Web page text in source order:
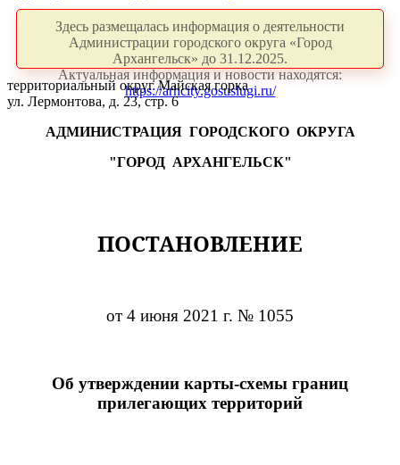
Здесь размещалась информация о деятельности
Администрации городского округа «Город
Архангельск» до 31.12.2025.
Актуальная информация и новости находятся:
https://arhcity.gosuslugi.ru/
территориальный округ Майская горка
ул. Лермонтова, д. 23, стр. 6
АДМИНИСТРАЦИЯ ГОРОДСКОГО ОКРУГА
"ГОРОД АРХАНГЕЛЬСК"
ПОСТАНОВЛЕНИЕ
от 4 июня 2021 г. № 1055
Об утверждении карты-схемы границ
прилегающих территорий